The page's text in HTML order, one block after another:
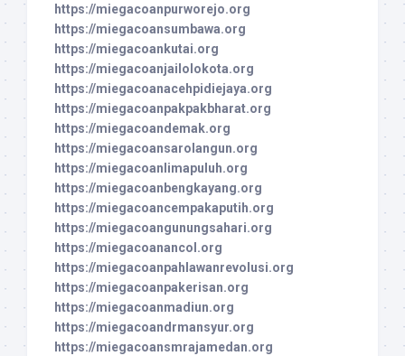
https://miegacoanpurworejo.org
https://miegacoansumbawa.org
https://miegacoankutai.org
https://miegacoanjailolokota.org
https://miegacoanacehpidiejaya.org
https://miegacoanpakpakbharat.org
https://miegacoandemak.org
https://miegacoansarolangun.org
https://miegacoanlimapuluh.org
https://miegacoanbengkayang.org
https://miegacoancempakaputih.org
https://miegacoangunungsahari.org
https://miegacoanancol.org
https://miegacoanpahlawanrevolusi.org
https://miegacoanpakerisan.org
https://miegacoanmadiun.org
https://miegacoandrmansyur.org
https://miegacoansmrajamedan.org